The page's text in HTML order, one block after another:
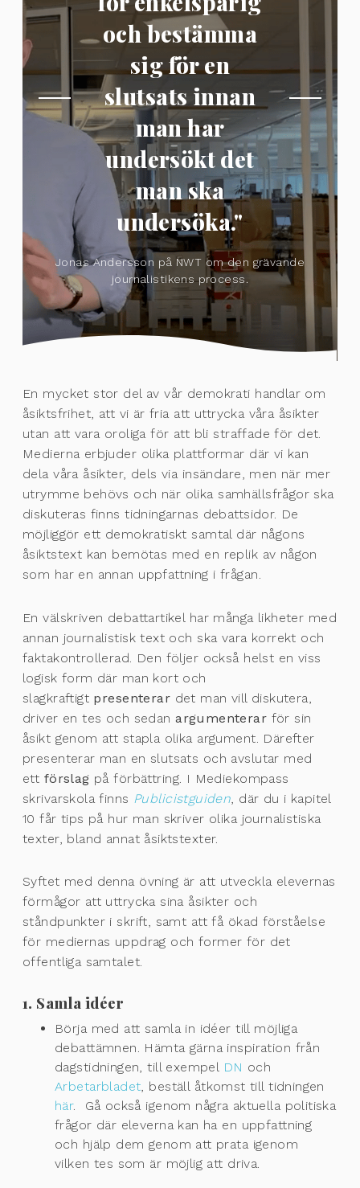
och bestämma
sig för en
slutsats innan
man har
undersökt det
man ska
undersöka."
Jonas Andersson på NWT om den grävande
journalistikens process.
En mycket stor del av vår demokrati handlar om
åsiktsfrihet, att vi är fria att uttrycka våra åsikter
utan att vara oroliga för att bli straffade för det.
Medierna erbjuder olika plattformar där vi kan
dela våra åsikter, dels via insändare, men när mer
utrymme behövs och när olika samhällsfrågor ska
diskuteras finns tidningarnas debattsidor. De
möjliggör ett demokratiskt samtal där någons
åsiktstext kan bemötas med en replik av någon
som har en annan uppfattning i frågan.
En välskriven debattartikel har många likheter med
annan journalistisk text och ska vara korrekt och
faktakontrollerad. Den följer också helst en viss
logisk form där man kort och
slagkraftigt presenterar det man vill diskutera,
driver en tes och sedanargumenterar för sin
åsikt genom att stapla olika argument. Därefter
presenterar man en slutsats och avslutar med
ett förslag på förbättring. I Mediekompass
skrivarskola finns Publicistguiden , där du i kapitel
10 får tips på hur man skriver olika journalistiska
texter, bland annat åsiktstexter.
Syftet med denna övning är att utveckla elevernas
förmågor att uttrycka sina åsikter och
ståndpunkter i skrift, samt att få ökad förståelse
för mediernas uppdrag och former för det
offentliga samtalet.
1. Samla idéer
Börja med att samla in idéer till möjliga
debattämnen. Hämta gärna inspiration från
dagstidningen, till exempel DN och
Arbetarbladet, beställ åtkomst till tidningen
här. Gå också igenom några aktuella politiska
frågor där eleverna kan ha en uppfattning
och hjälp dem genom att prata igenom
vilken tes som är möjlig att driva.